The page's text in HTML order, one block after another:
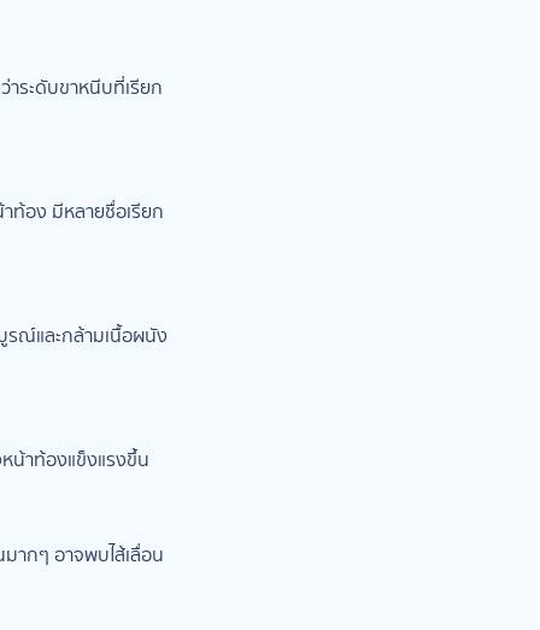
ระดับขาหนีบที่เรียก
ท้อง มีหลายชื่อเรียก
ณ์และกล้ามเนื้อผนัง
น้าท้องแข็งแรงขึ้น
ากๆ อาจพบไส้เลื่อน